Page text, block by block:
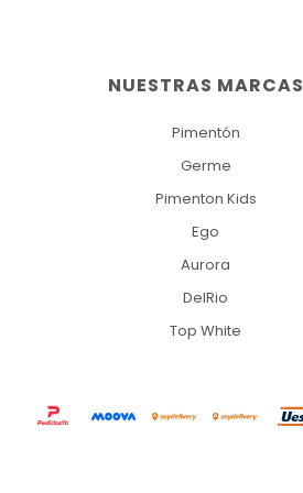
NUESTRAS MARCAS
Pimentón
Germe
Pimenton Kids
Ego
Aurora
DelRio
Top White